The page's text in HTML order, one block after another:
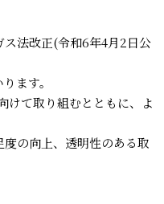
法改正(令和6年4月2日公
ます。
けて取り組むとともに、よ
の向上、透明性のある取